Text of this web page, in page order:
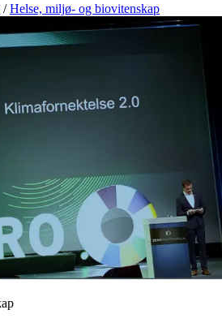
/ Helse, miljø- og biovitenskap